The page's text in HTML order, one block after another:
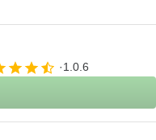
1.0.6